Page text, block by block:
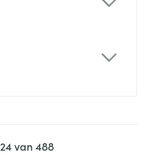
24van488